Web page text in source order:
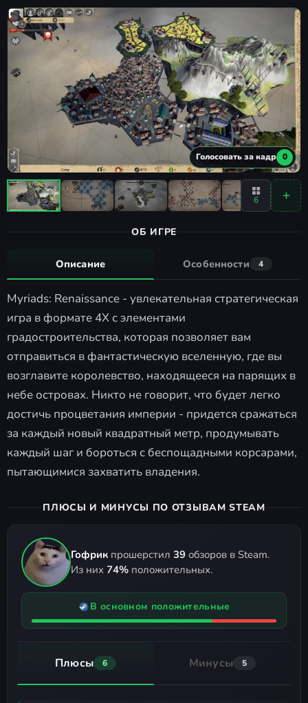
Голосовать за кадр 0
6
ОБ ИГРЕ
Описание Особенности 4
Myriads: Renaissance - увлекательная стратегическая
игра в формате 4X с элементами
градостроительства, которая позволяет вам
отправиться в фантастическую вселенную, где вы
возглавите королевство, находящееся на парящих в
небе островах. Никто не говорит, что будет легко
достичь процветания империи - придется сражаться
за каждый новый квадратный метр, продумывать
каждый шаг и бороться с беспощадными корсарами,
пытающимися захватить владения.
ПЛЮСЫ И МИНУСЫ ПО ОТЗЫВАМ STEAM
Гофрик прошерстил 39 обзоров в Steam.
Из них 74% положительных.
В основном положительные
Плюсы 6 Минусы 5